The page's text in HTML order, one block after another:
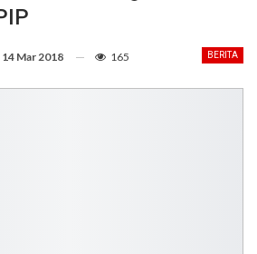
BERITA
14 Mar 2018 165